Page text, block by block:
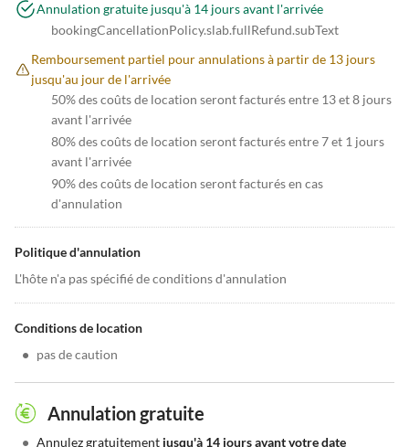
Annulation gratuite jusqu'à 14 jours avant l'arrivée
bookingCancellationPolicy.slab.fullRefund.subText
Remboursement partiel pour annulations à partir de 13 jours
jusqu'au jour de l'arrivée
50% des coûts de location seront facturés entre 13 et 8 jours
avant l'arrivée
80% des coûts de location seront facturés entre 7 et 1 jours
avant l'arrivée
90% des coûts de location seront facturés en cas
d'annulation
Politique d'annulation
L'hôte n'a pas spécifié de conditions d'annulation
Conditions de location
• pas de caution
Annulation gratuite
• Annulez gratuitement jusqu'à 14 jours avant votre date